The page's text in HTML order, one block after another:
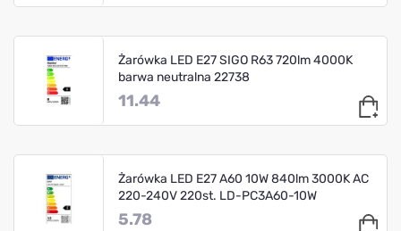
Żarówka LED E27 SIGO R63 720lm 4000K
barwa neutralna 22738
11.44
Żarówka LED E27 A60 10W 840lm 3000K AC
220-240V 220st. LD-PC3A60-10W
5.78